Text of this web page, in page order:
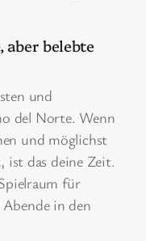
aber belebte
und
del Norte. Wenn
und möglichst
ist das deine Zeit.
für
in den